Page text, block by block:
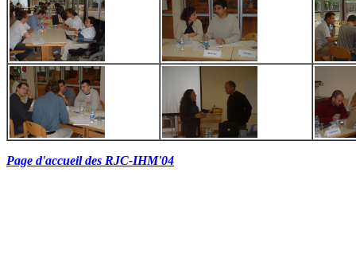
Page d'accueil des RJC-IHM'04